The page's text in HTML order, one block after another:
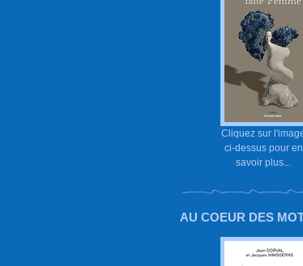
Cliquez sur
ci-dessus pour en
savoir plus...
AU COEUR DES